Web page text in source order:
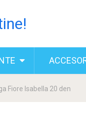
Fiore Isabella 20 den